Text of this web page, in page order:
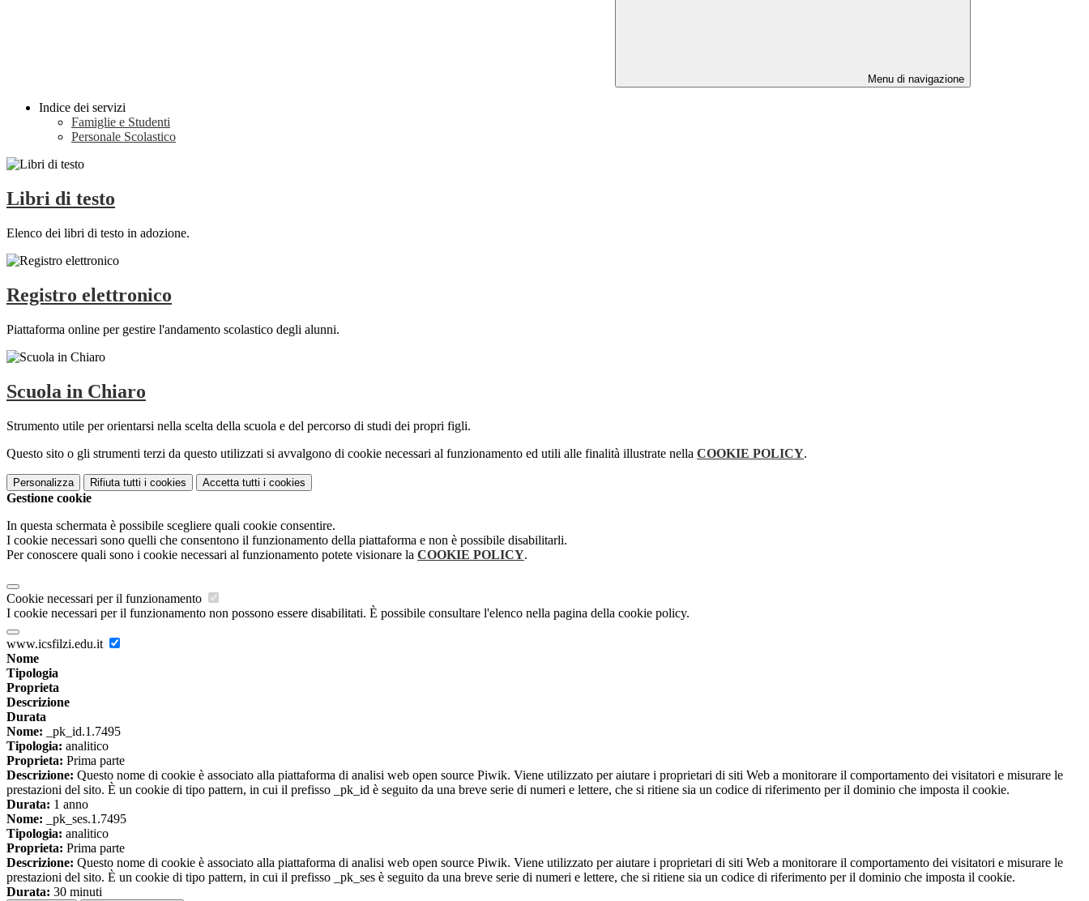
Menu di navigazione
Indice dei servizi
Famiglie e Studenti
Personale Scolastico
Libri di testo
Elenco dei libri di testo in adozione.
Registro elettronico
Piattaforma online per gestire l'andamento scolastico degli alunni.
Scuola in Chiaro
Strumento utile per orientarsi nella scelta della scuola e del percorso di studi dei propri figli.
Questo sito o gli strumenti terzi da questo utilizzati si avvalgono di cookie necessari al funzionamento ed utili alle finalità illustrate nella COOKIE POLICY.
Personalizza Rifiuta tutti i cookies Accetta tutti i cookies
Gestione cookie
In questa schermata è possibile scegliere quali cookie consentire.
I cookie necessari sono quelli che consentono il funzionamento della piattaforma e non è possibile disabilitarli.
Per conoscere quali sono i cookie necessari al funzionamento potete visionare la COOKIE POLICY.
Cookie necessari per il funzionamento
I cookie necessari per il funzionamento non possono essere disabilitati. È possibile consultare l'elenco nella pagina della cookie policy.
www.icsfilzi.edu.it
Nome
Tipologia
Proprieta
Descrizione
Durata
Nome: _pk_id.1.7495
Tipologia: analitico
Proprieta: Prima parte
Descrizione: Questo nome di cookie è associato alla piattaforma di analisi web open source Piwik. Viene utilizzato per aiutare i proprietari di siti Web a monitorare il comportamento dei visitatori e misurare le
prestazioni del sito. È un cookie di tipo pattern, in cui il prefisso _pk_id è seguito da una breve serie di numeri e lettere, che si ritiene sia un codice di riferimento per il dominio che imposta il cookie.
Durata: 1 anno
Nome: _pk_ses.1.7495
Tipologia: analitico
Proprieta: Prima parte
Descrizione: Questo nome di cookie è associato alla piattaforma di analisi web open source Piwik. Viene utilizzato per aiutare i proprietari di siti Web a monitorare il comportamento dei visitatori e misurare le
prestazioni del sito. È un cookie di tipo pattern, in cui il prefisso _pk_ses è seguito da una breve serie di numeri e lettere, che si ritiene sia un codice di riferimento per il dominio che imposta il cookie.
Durata: 30 minuti